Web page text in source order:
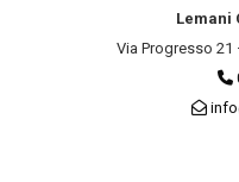
Lemani
Via Progresso 21